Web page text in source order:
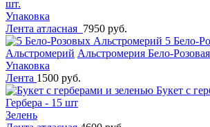
шт.
Упаковка
Лента атласная 7950 руб.
5 Бело-
Альстромерий Альстромерия Бело-
Упаковка
Лента 1500 руб.
Букет с
Гербера - 15 шт
Зелень